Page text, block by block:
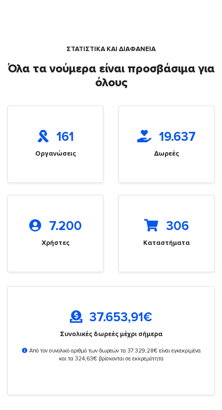
ΣΤΑΤΙΣΤΙΚΑ ΚΑΙ ΔΙΑΦΑΝΕΙΑ
Όλα τα νούμερα είναι προσβάσιμα για
όλους
161
Οργανώσεις
19.637
Δωρεές
7.200
Χρήστες
306
Καταστήματα
37.653,91€
Συνολικές δωρεές μέχρι σήμερα
Από τον συνολικό αριθμό των δωρεών τα 37.329,28€ είναι εγκεκριμένα
και τα 324,63€ βρίσκονται σε εκκρεμότητα